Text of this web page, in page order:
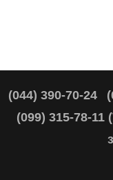
(044) 390-70-24
(099) 315-78-